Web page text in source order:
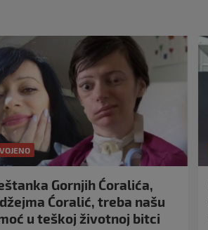
Gornjih Ćoralića,
Ćoralić, treba našu
u teškoj životnoj bitci